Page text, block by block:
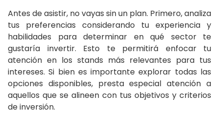
Antes de asistir, no vayas sin un plan. Primero, analiza
tus preferencias considerando tu experiencia y
habilidades para determinar en qué sector te
gustaría invertir. Esto te permitirá enfocar tu
atención en los stands más relevantes para tus
intereses. Si bien es importante explorar todas las
opciones disponibles, presta especial atención a
aquellos que se alineen con tus objetivos y criterios
de inversión.